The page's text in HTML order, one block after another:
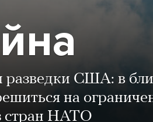
разведки США: в
на
стран НАТО